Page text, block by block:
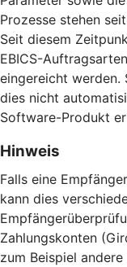
Prozesse stehen
Seit diesem
EBICS-
eingereicht werden.
dies nicht
Software-Produkt
Hinweis
Falls eine
kann dies
Zahlungskonten
zum Beispiel